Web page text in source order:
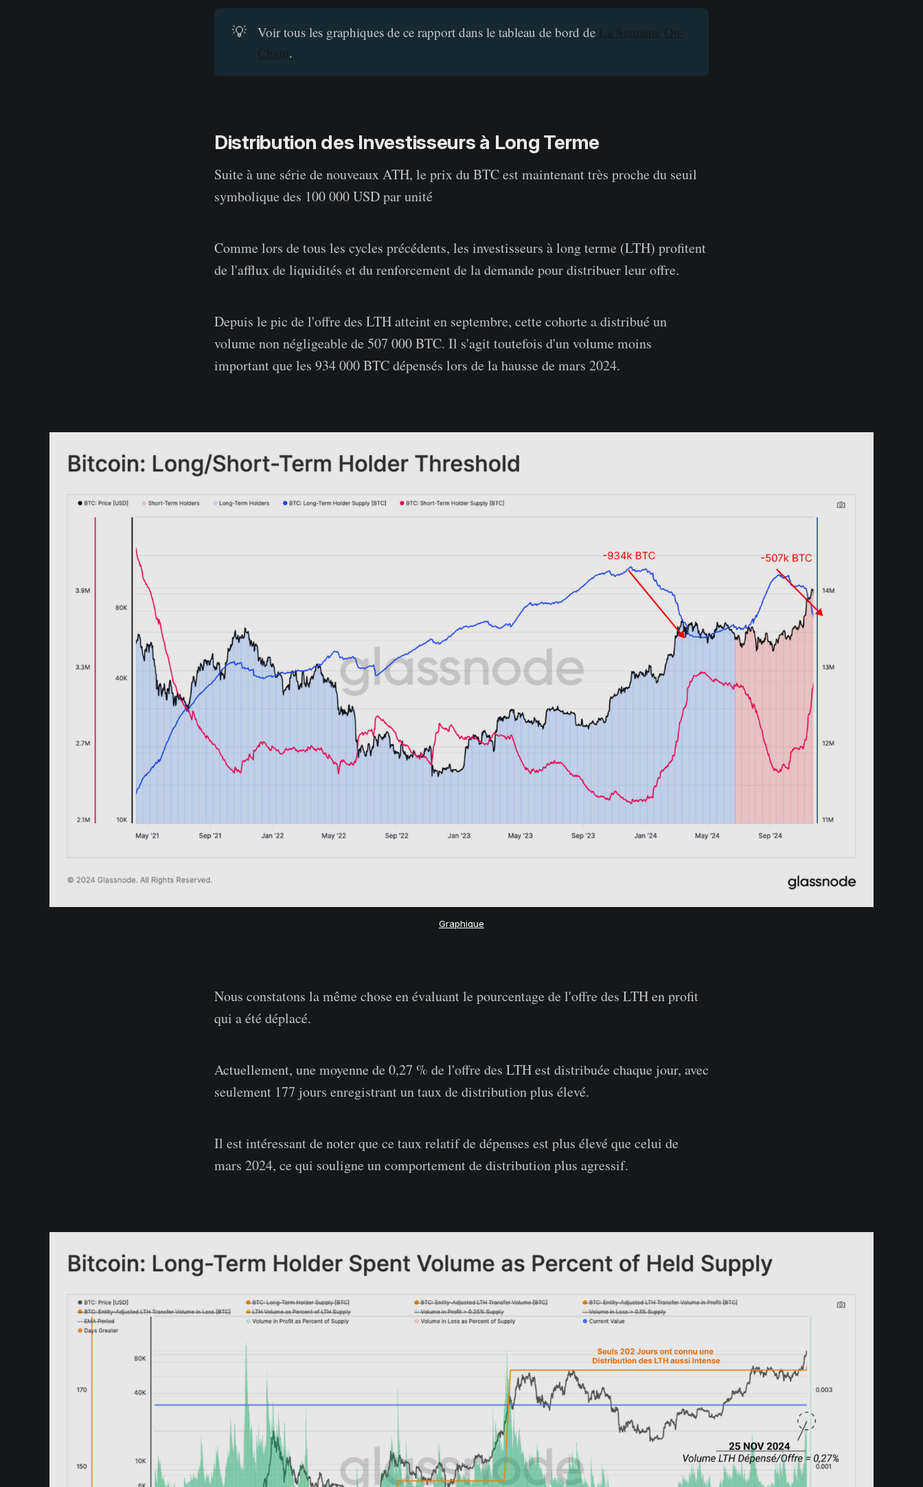
💡 Voir tous les graphiques de ce rapport dans le tableau de bord de La Semaine On-
Chain.
Distribution des Investisseurs à Long Terme
Suite à une série de nouveaux ATH, le prix du BTC est maintenant très proche du seuil
symbolique des 100 000 USD par unité
Comme lors de tous les cycles précédents, les investisseurs à long terme (LTH) profitent
de l'afflux de liquidités et du renforcement de la demande pour distribuer leur offre.
Depuis le pic de l'offre des LTH atteint en septembre, cette cohorte a distribué un
volume non négligeable de 507 000 BTC. Il s'agit toutefois d'un volume moins
important que les 934 000 BTC dépensés lors de la hausse de mars 2024.
Graphique
Nous constatons la même chose en évaluant le pourcentage de l'offre des LTH en profit
qui a été déplacé.
Actuellement, une moyenne de 0,27 % de l'offre des LTH est distribuée chaque jour, avec
seulement 177 jours enregistrant un taux de distribution plus élevé.
Il est intéressant de noter que ce taux relatif de dépenses est plus élevé que celui de
mars 2024, ce qui souligne un comportement de distribution plus agressif.